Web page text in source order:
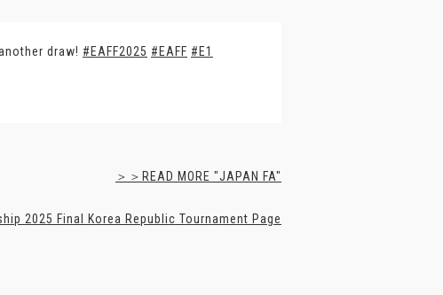
draw! #EAFF2025 #EAFF #E1
＞＞READ MORE "JAPAN FA"
2025 Final Korea Republic Tournament Page